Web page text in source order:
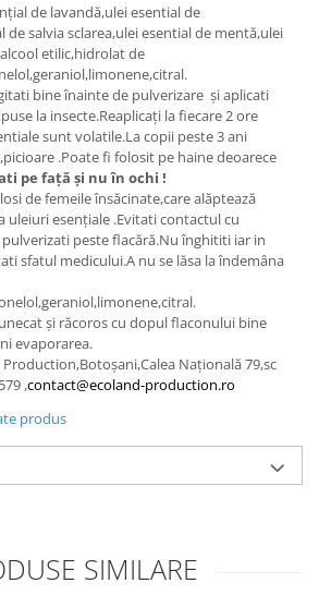
de lavandă,ulei esential de
de salvia sclarea,ulei esential de mentă,ulei
etilic,hidrolat de
geraniol,limonene,citral.
bine înainte de pulverizare și aplicati
la insecte.Reaplicați la fiecare 2 ore
sunt volatile.La copii peste 3 ani
.Poate fi folosit pe haine deoarece
pe față și nu în ochi !
de femeile însăcinate,care alăptează
uleiuri esențiale .Evitati contactul cu
peste flacără.Nu înghititi iar in
sfatul medicului.A nu se lăsa la îndemâna
geraniol,limonene,citral.
și răcoros cu dopul flaconului bine
evaporarea.
Production,Botoșani,Calea Națională 79,sc
,contact@ecoland-production.ro
produs
SIMILARE